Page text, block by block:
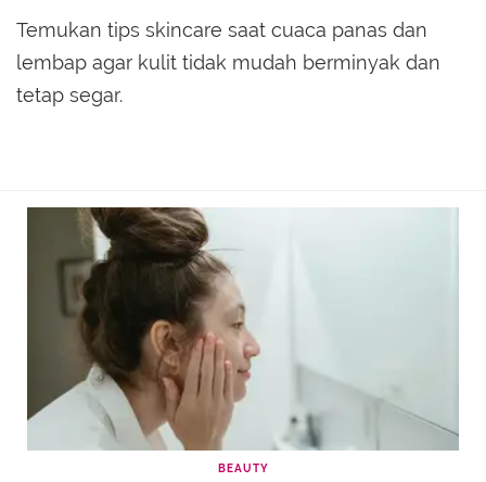
Temukan tips skincare saat cuaca panas dan
lembap agar kulit tidak mudah berminyak dan
tetap segar.
BEAUTY